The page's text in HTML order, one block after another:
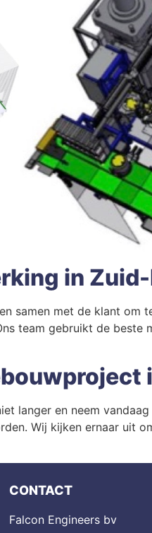
in
samen met de klant om
team gebruikt de
langer en neem vandaag
Wij kijken ernaar uit
CONTACT
Falcon Engineers bv